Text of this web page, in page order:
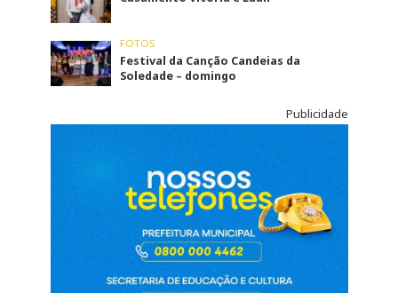
FOTOS
Festival da Canção Candeias da
Soledade – domingo
Publicidade